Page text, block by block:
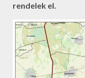
rendelek el.